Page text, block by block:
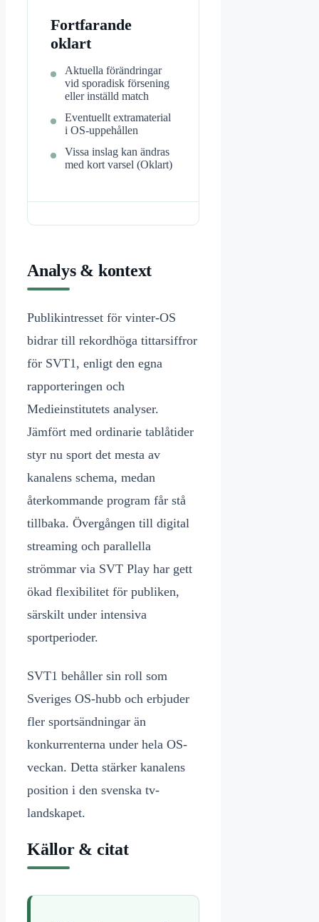
Fortfarande
oklart
Aktuella förändringar
vid sporadisk försening
eller inställd match
Eventuellt extramaterial
i OS-uppehållen
Vissa inslag kan ändras
med kort varsel (Oklart)
Analys & kontext
Publikintresset för vinter-OS
bidrar till rekordhöga tittarsiffror
för SVT1, enligt den egna
rapporteringen och
Medieinstitutets analyser.
Jämfört med ordinarie tablåtider
styr nu sport det mesta av
kanalens schema, medan
återkommande program får stå
tillbaka. Övergången till digital
streaming och parallella
strömmar via SVT Play har gett
ökad flexibilitet för publiken,
särskilt under intensiva
sportperioder.
SVT1 behåller sin roll som
Sveriges OS-hubb och erbjuder
fler sportsändningar än
konkurrenterna under hela OS-
veckan. Detta stärker kanalens
position i den svenska tv-
landskapet.
Källor & citat